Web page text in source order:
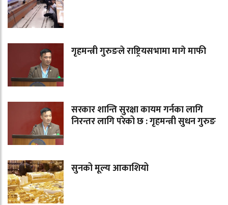
गृहमन्त्री गुरुङले राष्ट्रियसभामा मागे माफी
सरकार शान्ति सुरक्षा कायम गर्नका लागि
निरन्तर लागि परेको छ : गृहमन्त्री सुधन गुरुङ
सुनको मूल्य आकाशियो